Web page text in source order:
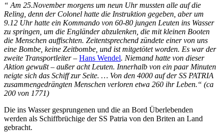
“ Am 25.November morgens um neun Uhr mussten alle auf die
Reling, denn der Colonel hatte die Instruktion gegeben, aber um
9.12 Uhr hatte ein Kommando von 60-80 jungen Leuten ins Wasser
zu springen, um die Engländer abzulenken, die mit kleinen Booten
die Menschen auffischten. Zeitentsprechend zündete einer von uns
eine Bombe, keine Zeitbombe, und ist mitgetötet worden. Es war der
zweite Transportleiter – Hans Wendel. Niemand hatte von dieser
Aktion gewußt – außer acht Leuten. Innerhalb von ein paar Minuten
neigte sich das Schiff zur Seite. … Von den 4000 auf der SS PATRIA
zusammengedrängten Menschen verloren etwa 260 ihr Leben.“ (ca
200 von 1771)
Die ins Wasser gesprungenen und die an Bord Überlebenden
werden als Schiffbrüchige der SS Patria von den Briten an Land
gebracht.